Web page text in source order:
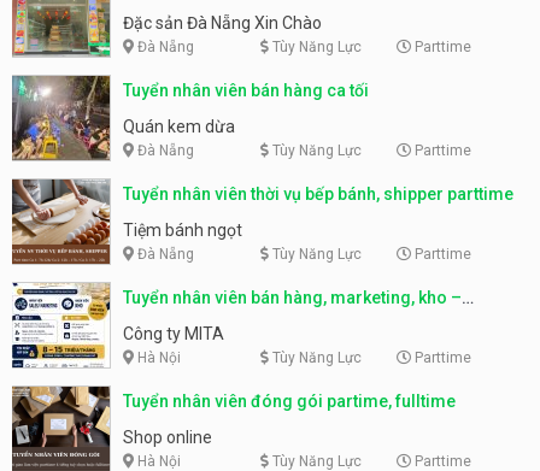
Nẵng
Đặc sản Đà Nẵng Xin Chào
Đà Nẵng Tùy Năng Lực Parttime
Tuyển nhân viên bán hàng ca tối
Quán kem dừa
Đà Nẵng Tùy Năng Lực Parttime
Tuyển nhân viên thời vụ bếp bánh, shipper parttime
Tiệm bánh ngọt
Đà Nẵng Tùy Năng Lực Parttime
Tuyển nhân viên bán hàng, marketing, kho –
parttime, fulltime
Công ty MITA
Hà Nội Tùy Năng Lực Parttime
Tuyển nhân viên đóng gói partime, fulltime
Shop online
Hà Nội Tùy Năng Lực Parttime